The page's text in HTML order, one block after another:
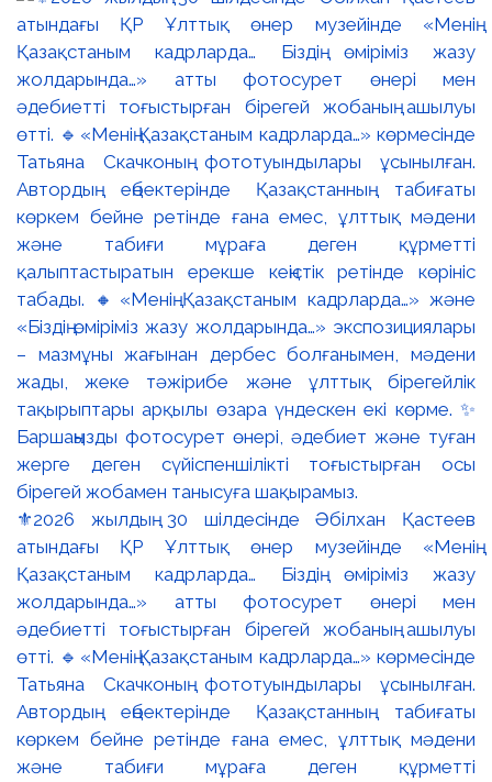
⚜️2026 жылдың 30 шілдесінде Әбілхан Қастеев
атындағы ҚР Ұлттық өнер музейінде «Менің
Қазақстаным кадрларда… Біздің өміріміз жазу
жолдарында…» атты фотосурет өнері мен
әдебиетті тоғыстырған бірегей жобаның ашылуы
өтті. 🔹«Менің Қазақстаным кадрларда…» көрмесінде
Татьяна Скачконың фототуындылары ұсынылған.
Автордың еңбектерінде Қазақстанның табиғаты
көркем бейне ретінде ғана емес, ұлттық мәдени
және табиғи мұраға деген құрметті